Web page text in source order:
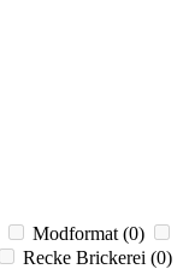
Modformat (0)
Recke Brickerei (0)